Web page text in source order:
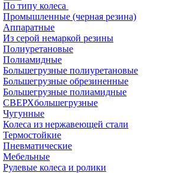
По типу колеса
Промышленные (черная резина)
Аппаратные
Из серой немаркой резины
Полиуретановые
Полиамидные
Большегрузные полиуретановые
Большегрузные обрезиненные
Большегрузные полиамидные
СВЕРХбольшегрузные
Чугунные
Колеса из нержавеющей стали
Термостойкие
Пневматические
Мебельные
Рулевые колеса и ролики